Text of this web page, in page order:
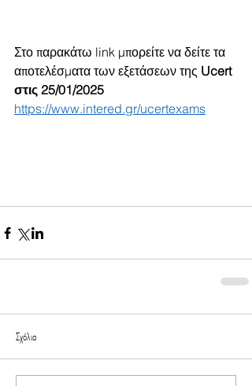
Στο παρακάτω link μπορείτε να δείτε τα
αποτελέσματα των εξετάσεων της Ucert
στις 25/01/2025
https://www.intered.gr/ucertexams
Σχόλια